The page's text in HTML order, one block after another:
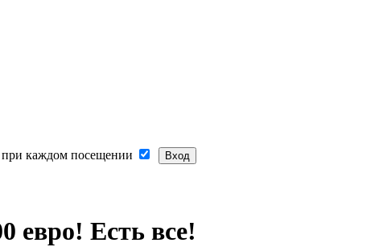
при каждом посещении
евро! Есть все!